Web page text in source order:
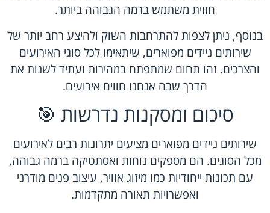
חווית משתמש ברמה הגבוהה ביותר.
בנוסף, ניתן לצפות להתרחבות השוק ולהיצע רחב יותר של
שירותים ניידים מפוארים, שיתאימו לכל סוגי האירועים
והצרכים. זהו תחום שמתפתח במהירות ועתיד לשנות את
הדרך שבה אנחנו חווים אירועים.
סיכום ומסקנות נדרשות 🎯
שירותים ניידים מפוארים מציעים יתרונות רבים לאירועים
מכל הסוגים. הם מספקים נוחות ואסתטיקה ברמה גבוהה,
עם תכונות ייחודיות כמו מיזוג אוויר, עיצוב פנים מודרני
ואפשרויות תאורה מתקדמות.